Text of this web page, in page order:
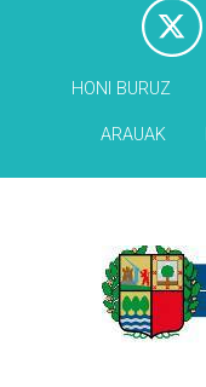
HONI BURUZ
ARAUAK